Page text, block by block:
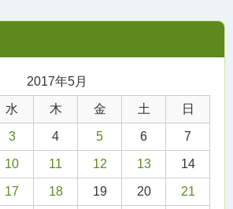
2017年5月
水 木 金 土 日
3 4 5 6 7
10 11 12 13 14
17 18 19 20 21